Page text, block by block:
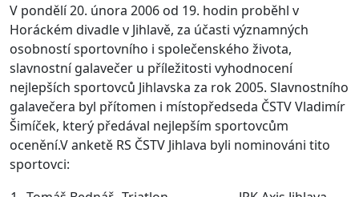
V pondělí 20. února 2006 od 19. hodin proběhl v
Horáckém divadle v Jihlavě, za účasti významných
osobností sportovního i společenského života,
slavnostní galavečer u příležitosti vyhodnocení
nejlepších sportovců Jihlavska za rok 2005. Slavnostního
galavečera byl přítomen i místopředseda ČSTV Vladimír
Šimíček, který předával nejlepším sportovcům
ocenění.V anketě RS ČSTV Jihlava byli nominováni tito
sportovci: